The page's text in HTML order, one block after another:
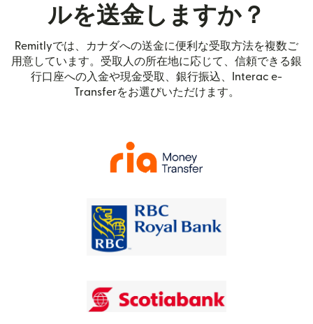
ルを送金しますか？
Remitlyでは、カナダへの送金に便利な受取方法を複数ご
用意しています。受取人の所在地に応じて、信頼できる銀
行口座への入金や現金受取、銀行振込、Interac e-
Transferをお選びいただけます。